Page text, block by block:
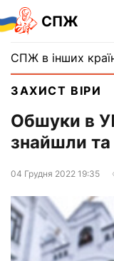
СПЖ
СПЖ в інших
ЗАХИСТ ВІРИ
Обшуки в
знайшли
04 Грудня 2022 19:35